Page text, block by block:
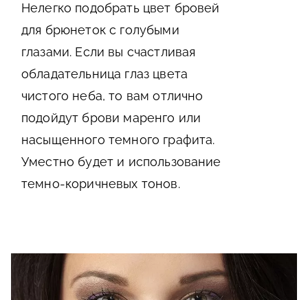
Нелегко подобрать цвет бровей
для брюнеток с голубыми
глазами. Если вы счастливая
обладательница глаз цвета
чистого неба, то вам отлично
подойдут брови маренго или
насыщенного темного графита.
Уместно будет и использование
темно-коричневых тонов.